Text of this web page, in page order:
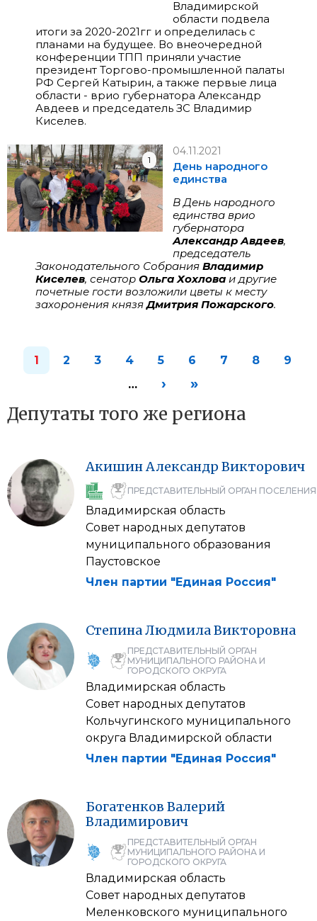
Владимирской
области подвела
итоги за 2020-2021гг и определилась с
планами на будущее. Во внеочередной
конференции ТПП приняли участие
президент Торгово-промышленной палаты
РФ Сергей Катырин, а также первые лица
области - врио губернатора Александр
Авдеев и председатель ЗС Владимир
Киселев.
1
04.11.2021
День народного
единства
В День народного
единства врио
губернатора
Александр Авдеев,
председатель
Законодательного Собрания Владимир
Киселев, сенатор Ольга Хохлова и другие
почетные гости возложили цветы к месту
захоронения князяДмитрия Пожарского.
1 2 3 4 5 6 7 8
9
…
› »
Депутаты того же региона
АкишинАлександр Викторович
ПРЕДСТАВИТЕЛЬНЫЙ ОРГАН ПОСЕЛЕНИЯ
Владимирская область
Совет народных депутатов
муниципального образования
Паустовское
Член партии "Единая Россия"
СтепинаЛюдмилаВикторовна
ПРЕДСТАВИТЕЛЬНЫЙ ОРГАН
МУНИЦИПАЛЬНОГО РАЙОНА И
ГОРОДСКОГО ОКРУГА
Владимирская область
Совет народных депутатов
Кольчугинского муниципального
округа Владимирской области
Член партии "Единая Россия"
Богатенков Валерий
Владимирович
ПРЕДСТАВИТЕЛЬНЫЙ ОРГАН
МУНИЦИПАЛЬНОГО РАЙОНА И
ГОРОДСКОГО ОКРУГА
Владимирская область
Совет народных депутатов
Меленковского муниципального